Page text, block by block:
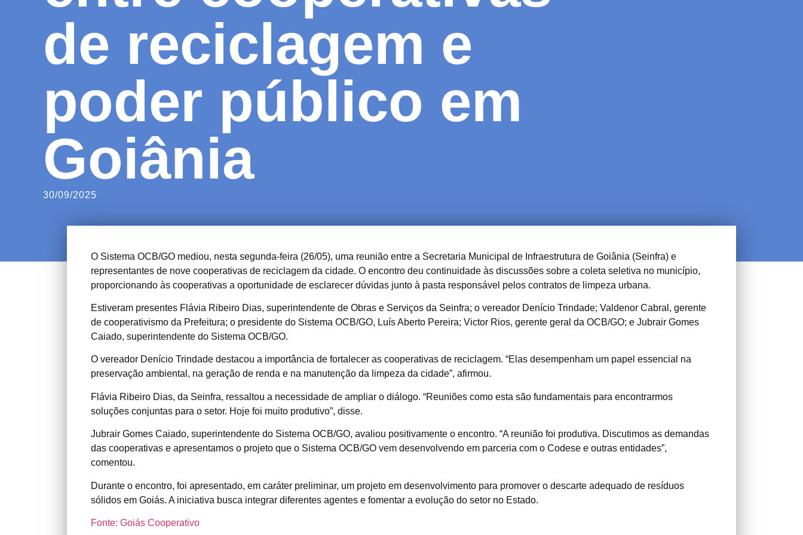
de reciclagem e
poder público em
Goiânia
30/09/2025
O Sistema OCB/GO mediou, nesta segunda-feira (26/05), uma reunião entre a Secretaria Municipal de Infraestrutura de Goiânia (Seinfra) e
representantes de nove cooperativas de reciclagem da cidade. O encontro deu continuidade às discussões sobre a coleta seletiva no município,
proporcionando às cooperativas a oportunidade de esclarecer dúvidas junto à pasta responsável pelos contratos de limpeza urbana.
Estiveram presentes Flávia Ribeiro Dias, superintendente de Obras e Serviços da Seinfra; o vereador Denício Trindade; Valdenor Cabral, gerente
de cooperativismo da Prefeitura; o presidente do Sistema OCB/GO, Luís Aberto Pereira; Victor Rios, gerente geral da OCB/GO; e Jubrair Gomes
Caiado, superintendente do Sistema OCB/GO.
O vereador Denício Trindade destacou a importância de fortalecer as cooperativas de reciclagem. “Elas desempenham um papel essencial na
preservação ambiental, na geração de renda e na manutenção da limpeza da cidade”, afirmou.
Flávia Ribeiro Dias, da Seinfra, ressaltou a necessidade de ampliar o diálogo. “Reuniões como esta são fundamentais para encontrarmos
soluções conjuntas para o setor. Hoje foi muito produtivo”, disse.
Jubrair Gomes Caiado, superintendente do Sistema OCB/GO, avaliou positivamente o encontro. “A reunião foi produtiva. Discutimos as demandas
das cooperativas e apresentamos o projeto que o Sistema OCB/GO vem desenvolvendo em parceria com o Codese e outras entidades”,
comentou.
Durante o encontro, foi apresentado, em caráter preliminar, um projeto em desenvolvimento para promover o descarte adequado de resíduos
sólidos em Goiás. A iniciativa busca integrar diferentes agentes e fomentar a evolução do setor no Estado.
Fonte: Goiás Cooperativo